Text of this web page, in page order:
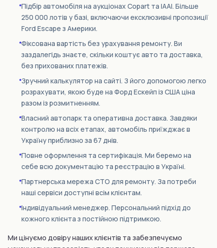
Підбір автомобіля на аукціонах Copart та IAAI. Більше
250 000 лотів у базі, включаючи ексклюзивні пропозиції
Ford Escape з Америки.
Фіксована вартість без урахування ремонту. Ви
заздалегідь знаєте, скільки коштує авто та доставка,
без прихованих платежів.
Зручний калькулятор на сайті. З його допомогою легко
розрахувати, якою буде на Форд Ескейп із США ціна
разом із розмитненням.
Власний автопарк та оперативна доставка. Завдяки
контролю на всіх етапах, автомобіль приїжджає в
Україну приблизно за 67 днів.
Повне оформлення та сертифікація. Ми беремо на
себе всю документацію та реєстрацію в Україні.
Партнерська мережа СТО для ремонту. За потреби
наші сервіси доступні всім клієнтам.
Індивідуальний менеджер. Персональний підхід до
кожного клієнта з постійною підтримкою.
Ми цінуємо довіру наших клієнтів та забезпечуємо